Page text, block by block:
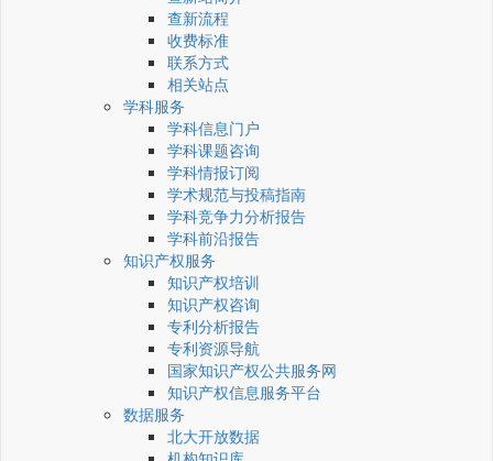
查新流程
收费标准
联系方式
相关站点
学科服务
学科信息门户
学科课题咨询
学科情报订阅
学术规范与投稿指南
学科竞争力分析报告
学科前沿报告
知识产权服务
知识产权培训
知识产权咨询
专利分析报告
专利资源导航
国家知识产权公共服务网
知识产权信息服务平台
数据服务
北大开放数据